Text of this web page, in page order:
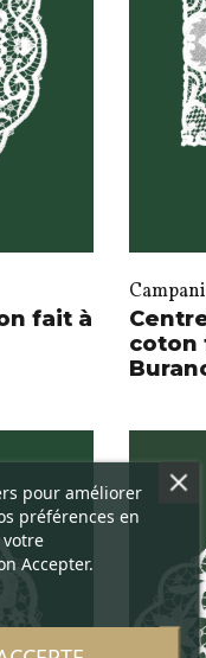
fait à
coton
pour améliorer
préférences en
Accepter.